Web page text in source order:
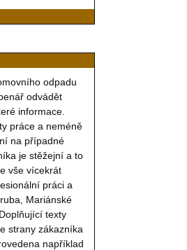
odpadu
odvádět
informace.
práce a neméně
na případné
je stěžejní a to
vše vícekrát
práci a
Mariánské
texty
strany zákazníka
například